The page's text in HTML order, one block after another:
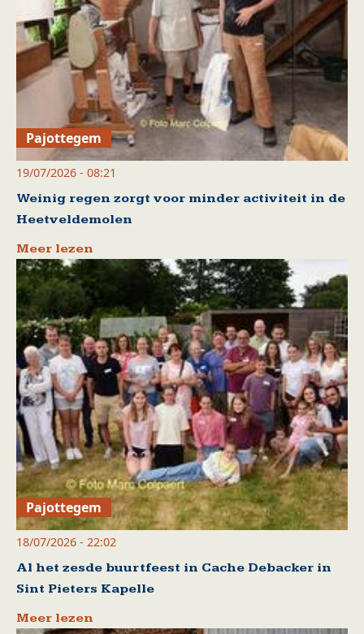
Pajottegem
19/07/2026 - 08:21
Weinig regen zorgt voor minder activiteit in de
Heetveldemolen
Meer lezen
Pajottegem
18/07/2026 - 22:02
Al het zesde buurtfeest in Cache Debacker in
Sint Pieters Kapelle
Meer lezen